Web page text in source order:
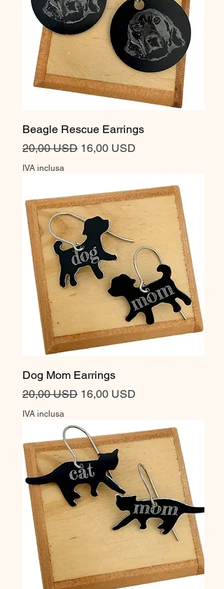
Beagle Rescue Earrings
Prezzo regolare
20,00 USD Prezzo scontato
16,00 USD
IVA inclusa
Dog Mom Earrings
Prezzo regolare
20,00 USD Prezzo scontato
16,00 USD
IVA inclusa